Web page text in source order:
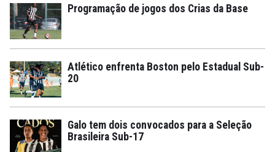
Programação de jogos dos Crias da Base
Atlético enfrenta Boston pelo Estadual Sub-
20
Galo tem dois convocados para a Seleção
Brasileira Sub-17